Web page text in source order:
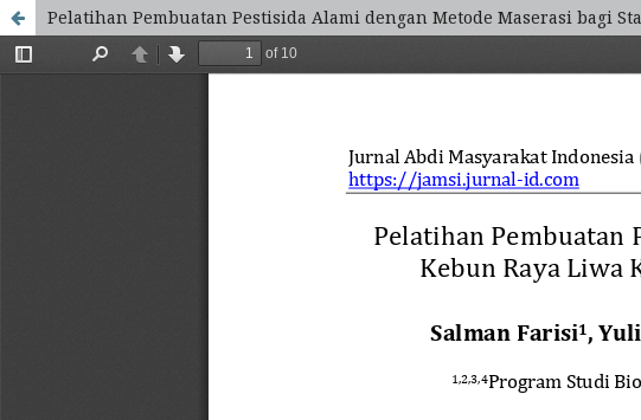
Pelatihan Pembuatan Pestisida Alami dengan Metode Maserasi bagi